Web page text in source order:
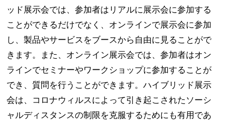
ッド展示会では、参加者はリアルに展示会に参加する
ことができるだけでなく、オンラインで展示会に参加
し、製品やサービスをブースから自由に見ることがで
きます。また、オンライン展示会では、参加者はオン
ラインでセミナーやワークショップに参加することが
でき、質問を行うことができます。ハイブリッド展示
会は、コロナウィルスによって引き起こされたソーシ
ャルディスタンスの制限を克服するためにも有用であ